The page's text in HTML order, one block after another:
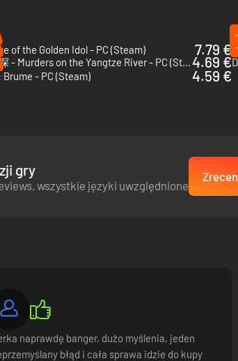
of the Golden Idol - PC (Steam)
7.79 €
山河旅探 - Murders on the Yangtze River - PC (Steam) 4.69 €
Brume - PC (Steam)
4.59 €
gry
wszystkie języki uwzględnione
naprawdę banger, dużo myślenia, jeden
błąd i cała sprawa idzie do kupy